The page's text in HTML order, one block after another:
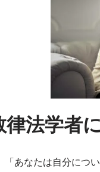
律法学者
「あなたは自分につ